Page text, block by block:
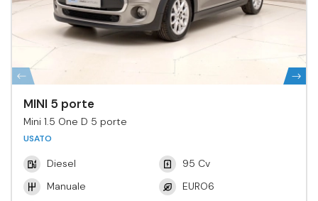
MINI 5 porte
Mini 1.5 One D 5 porte
USATO
Diesel
95 Cv
Manuale
EURO6